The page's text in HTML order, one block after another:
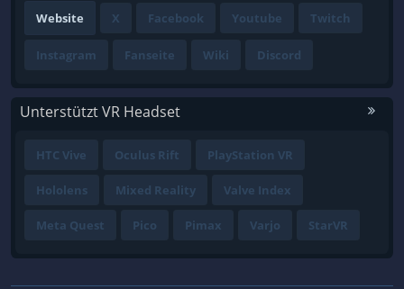
Website X Facebook Youtube Twitch
Instagram Fanseite Wiki Discord
Unterstützt VR Headset
HTC Vive Oculus Rift PlayStation VR
Hololens Mixed Reality Valve Index
Meta Quest Pico Pimax Varjo StarVR